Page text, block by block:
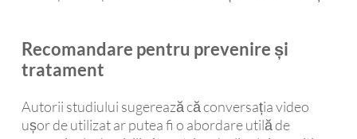
Recomandare pentru prevenire și
tratament
Autorii studiului sugerează că conversația video
ușor de utilizat ar putea fi o abordare utilă de